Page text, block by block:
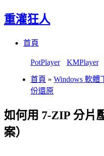
重灌狂人
首頁
PotPlayer KMPlayer
首頁 » Windows 軟體
份還原
如何用 7-ZIP 分片
案）